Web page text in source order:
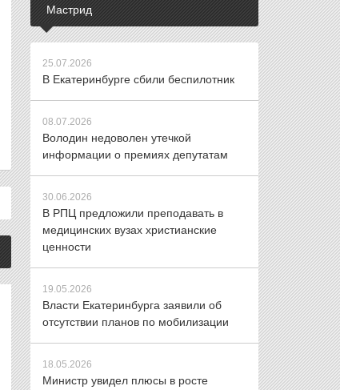
Мастрид
25.07.2026
В Екатеринбурге сбили беспилотник
08.07.2026
Володин недоволен утечкой
информации о премиях депутатам
30.06.2026
В РПЦ предложили преподавать в
медицинских вузах христианские
ценности
19.05.2026
Власти Екатеринбурга заявили об
отсутствии планов по мобилизации
18.05.2026
Министр увидел плюсы в росте